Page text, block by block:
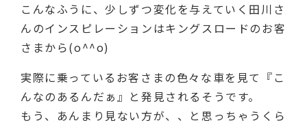
こんなふうに、少しずつ変化を与えていく田川さ
んのインスピレーションはキングスロードのお客
さまから(o^^o)
実際に乗っているお客さまの色々な車を見て『こ
んなのあるんだぁ』と発見されるそうです。
もう、あんまり見ない方が、、と思っちゃうくら